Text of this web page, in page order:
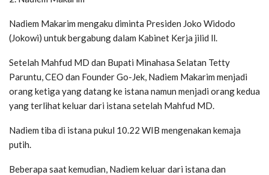
Nadiem Makarim mengaku diminta Presiden Joko Widodo
(Jokowi) untuk bergabung dalam Kabinet Kerja jilid ll.
Setelah Mahfud MD dan Bupati Minahasa Selatan Tetty
Paruntu, CEO dan Founder Go-Jek, Nadiem Makarim menjadi
orang ketiga yang datang ke istana namun menjadi orang kedua
yang terlihat keluar dari istana setelah Mahfud MD.
Nadiem tiba di istana pukul 10.22 WIB mengenakan kemaja
putih.
Beberapa saat kemudian, Nadiem keluar dari istana dan